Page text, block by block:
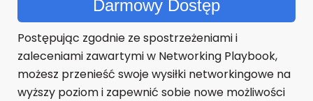
Darmowy Dostęp
Postępując zgodnie ze spostrzeżeniami i
zaleceniami zawartymi w Networking Playbook,
możesz przenieść swoje wysiłki networkingowe na
wyższy poziom i zapewnić sobie nowe możliwości